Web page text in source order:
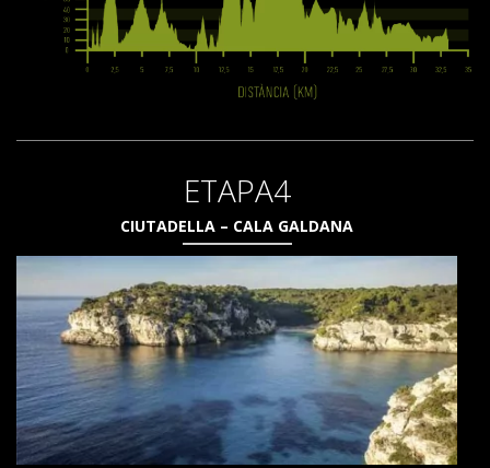
ETAPA4
CIUTADELLA – CALA GALDANA